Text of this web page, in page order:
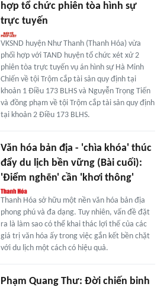
hợp tổ chức phiên tòa hình sự
trực tuyến
VKSND huyện Như Thanh (Thanh Hóa) vừa
phối hợp với TAND huyện tổ chức xét xử 2
phiên tòa trực tuyến vụ án hình sự Hà Minh
Chiến về tội Trộm cắp tài sản quy định tại
khoản 1 Điều 173 BLHS và Nguyễn Trọng Tiến
và đồng phạm về tội Trộm cắp tài sản quy định
tại khoản 2 Điều 173 BLHS.
Văn hóa bản địa - 'chìa khóa' thúc
đẩy du lịch bền vững (Bài cuối):
'Điểm nghẽn' cần 'khơi thông'
Thanh Hóa sở hữu một nền văn hóa bản địa
phong phú và đa dạng. Tuy nhiên, vấn đề đặt
ra là làm sao có thể khai thác lợi thế của các
giá trị văn hóa ấy trong việc gắn kết bền chặt
với du lịch một cách có hiệu quả.
Phạm Quang Thư: Đời chiến binh